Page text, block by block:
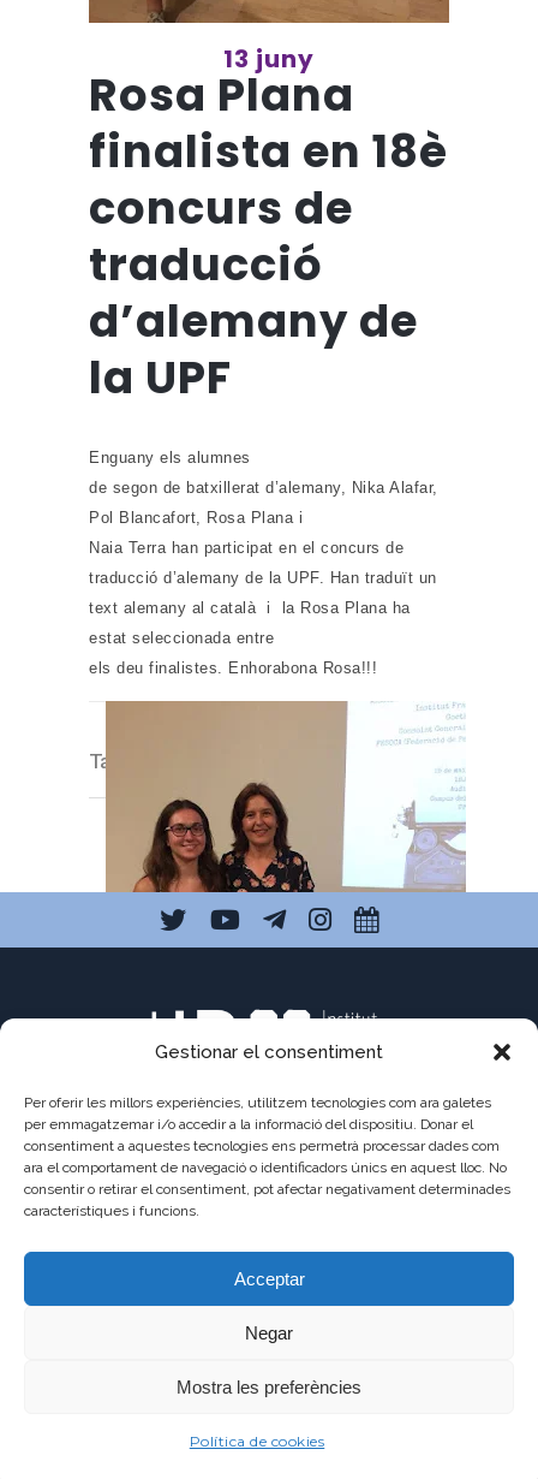
Gestionar el consentiment
Per oferir les millors experiències, utilitzem tecnologies com ara galetes
per emmagatzemar i/o accedir a la informació del dispositiu. Donar el
consentiment a aquestes tecnologies ens permetrà processar dades com
ara el comportament de navegació o identificadors únics en aquest lloc. No
consentir o retirar el consentiment, pot afectar negativament determinades
característiques i funcions.
Acceptar
Negar
Mostra les preferències
Política de cookies
13 juny
Rosa Plana
finalista en 18è
concurs de
traducció
d’alemany de
la UPF
Enguany els alumnes
de segon de batxillerat d’alemany, Nika Alafar,
Pol Blancafort, Rosa Plana i
Naia Terra han participat en el concurs de
traducció d’alemany de la UPF. Han traduït un
text alemany al català i la Rosa Plana ha
estat seleccionada entre
els deu finalistes. Enhorabona Rosa!!!
Tags: Concursos
C/ Pau Claris 121
08009 Barcelona
93 487 03 01